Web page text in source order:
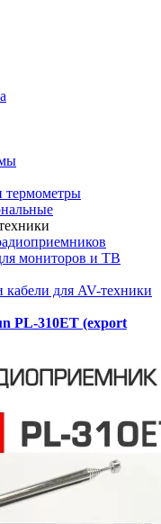
термометры
мониторов и ТВ
для AV-техники
PL-310ET (export